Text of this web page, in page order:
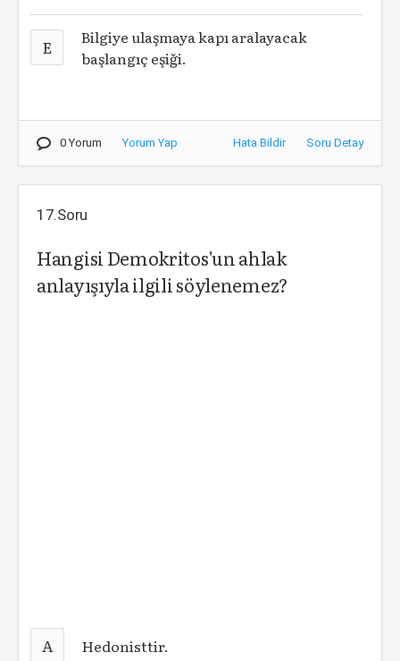
E
Bilgiye ulaşmaya kapı aralayacak
başlangıç eşiği.
0 Yorum Yorum Yap Hata Bildir Soru Detay
17.Soru
Hangisi Demokritos'un ahlak
anlayışıyla ilgili söylenemez?
A Hedonisttir.